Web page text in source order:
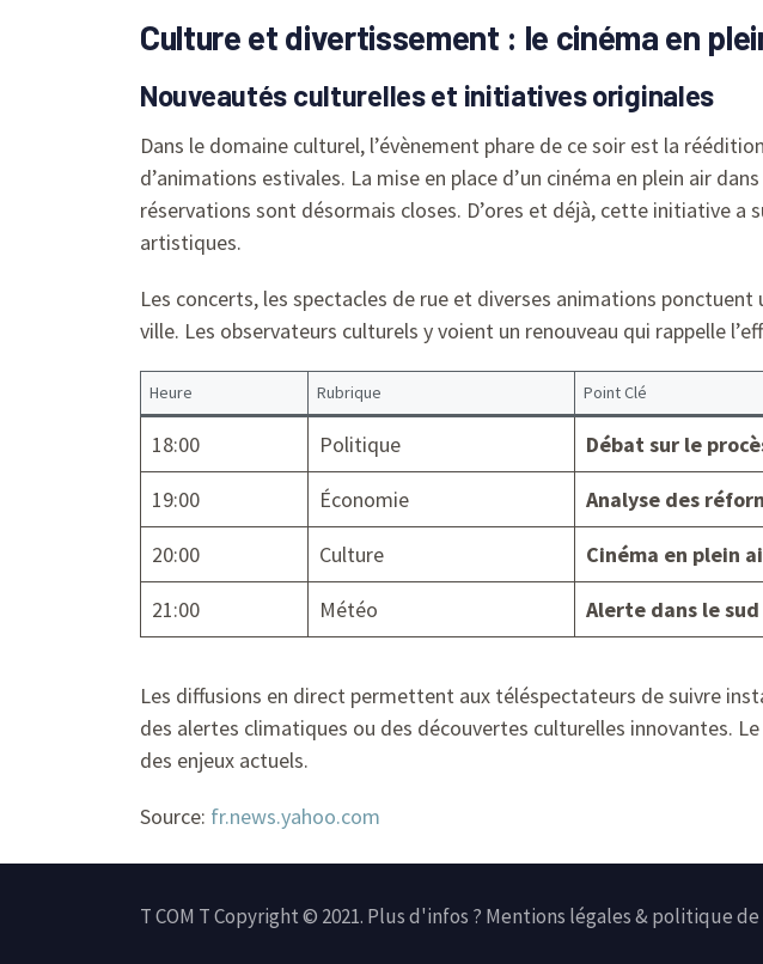
Culture et divertissement : le cinéma en
Nouveautés culturelles et initiatives originales
Dans le domaine culturel, l’évènement phare de ce soir est la
d’animations estivales. La mise en place d’un cinéma en plein air
réservations sont désormais closes. D’ores et déjà, cette initiative a
artistiques.
Les concerts, les spectacles de rue et diverses animations
ville. Les observateurs culturels y voient un renouveau qui rappelle
Heure Rubrique Point Clé
18:00 Politique
Débat sur le
19:00
Économie
Analyse des
20:00
Culture
Cinéma en plein
21:00
Météo Alerte dans le
Les diffusions en direct permettent aux téléspectateurs de suivre
des alertes climatiques ou des découvertes culturelles innovantes.
des enjeux actuels.
Source: fr.news.yahoo.com
T COM T Copyright © 2021. Plus d'infos ? Mentions légales & politique